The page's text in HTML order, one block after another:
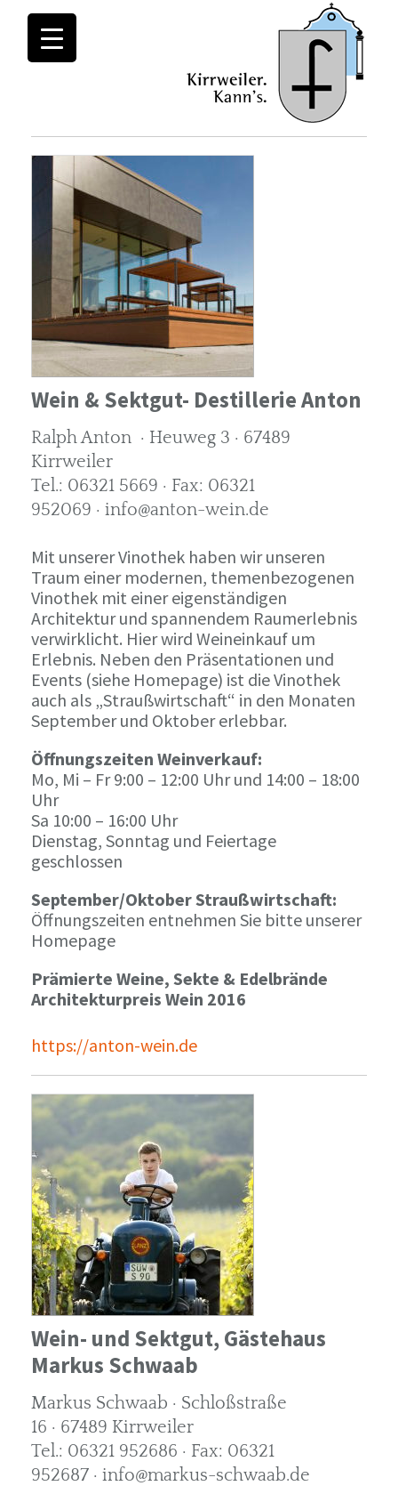
Wein & Sektgut- Destillerie Anton
Ralph Anton · Heuweg 3 · 67489
Kirrweiler
Tel.: 06321 5669 · Fax: 06321
952069 · info@anton-wein.de
Mit unserer Vinothek haben wir unseren
Traum einer modernen, themenbezogenen
Vinothek mit einer eigenständigen
Architektur und spannendem Raumerlebnis
verwirklicht. Hier wird Weineinkauf um
Erlebnis. Neben den Präsentationen und
Events (siehe Homepage) ist die Vinothek
auch als „Straußwirtschaft“ in den Monaten
September und Oktober erlebbar.
Öffnungszeiten Weinverkauf:
Mo, Mi – Fr 9:00 – 12:00 Uhr und 14:00 – 18:00
Uhr
Sa 10:00 – 16:00 Uhr
Dienstag, Sonntag und Feiertage
geschlossen
September/Oktober Straußwirtschaft:
Öffnungszeiten entnehmen Sie bitte unserer
Homepage
Prämierte Weine, Sekte & Edelbrände
Architekturpreis Wein 2016
https://anton-wein.de
Wein- und Sektgut, Gästehaus
Markus Schwaab
Markus Schwaab · Schloßstraße
16 · 67489 Kirrweiler
Tel.: 06321 952686 · Fax: 06321
952687 · info@markus-schwaab.de